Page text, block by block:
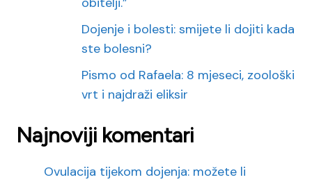
Dojenje i bolesti: smijete li dojiti kada
ste bolesni?
Pismo od Rafaela: 8 mjeseci, zoološki
vrt i najdraži eliksir
Najnoviji komentari
Ovulacija tijekom dojenja: možete li